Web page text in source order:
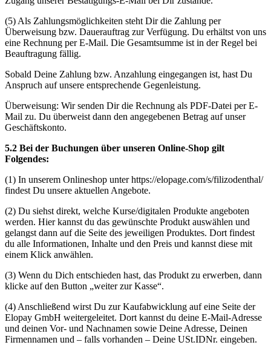
(5) Als Zahlungsmöglichkeiten steht Dir die Zahlung per
Überweisung bzw. Dauerauftrag zur Verfügung. Du erhältst von uns
eine Rechnung per E-Mail. Die Gesamtsumme ist in der Regel bei
Beauftragung fällig.
Sobald Deine Zahlung bzw. Anzahlung eingegangen ist, hast Du
Anspruch auf unsere entsprechende Gegenleistung.
Überweisung: Wir senden Dir die Rechnung als PDF-Datei per E-
Mail zu. Du überweist dann den angegebenen Betrag auf unser
Geschäftskonto.
5.2 Bei der Buchungen über unseren Online-Shop gilt
Folgendes:
(1) In unserem Onlineshop unter https://elopage.com/s/filizodenthal/
findest Du unsere aktuellen Angebote.
(2) Du siehst direkt, welche Kurse/digitalen Produkte angeboten
werden. Hier kannst du das gewünschte Produkt auswählen und
gelangst dann auf die Seite des jeweiligen Produktes. Dort findest
du alle Informationen, Inhalte und den Preis und kannst diese mit
einem Klick anwählen.
(3) Wenn du Dich entschieden hast, das Produkt zu erwerben, dann
klicke auf den Button „weiter zur Kasse“.
(4) Anschließend wirst Du zur Kaufabwicklung auf eine Seite der
Elopay GmbH weitergeleitet. Dort kannst du deine E-Mail-Adresse
und deinen Vor- und Nachnamen sowie Deine Adresse, Deinen
Firmennamen und – falls vorhanden – Deine USt.IDNr. eingeben.